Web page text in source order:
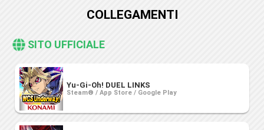
COLLEGAMENTI
SITO UFFICIALE
Yu-Gi-Oh! DUEL LINKS
Steam® / App Store / Google Play